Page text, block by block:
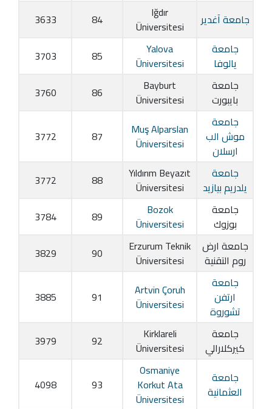
جامعة آغدير
Iğdır
Üniversitesi
84
3633
جامعة
يالوفا
Yalova
Üniversitesi
85
3703
جامعة
بايبورت
Bayburt
Üniversitesi
86
3760
جامعة
موش الب
ارسلان
Muş Alparslan
Üniversitesi
87
3772
جامعة
يلدريم بيازيد
Yıldırım Beyazıt
Üniversitesi
88
3772
جامعة
بوزوك
Bozok
Üniversitesi
89
3784
جامعة ارض
روم التقنية
Erzurum Teknik
Üniversitesi
90
3829
جامعة
ارتفن
تشوروة
Artvin Çoruh
Üniversitesi
91
3885
جامعة
كيركلارالي
Kirklareli
Üniversitesi
92
3979
جامعة
العثمانية
Osmaniye
Korkut Ata
Üniversitesi
93
4098